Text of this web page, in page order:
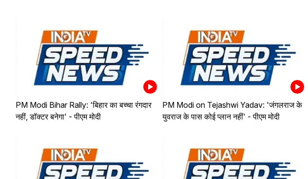
PM Modi Bihar Rally: 'बिहार का बच्चा रंगदार
नहीं, डॉक्टर बनेगा' - पीएम मोदी
PM Modi on Tejashwi Yadav: 'जंगलराज के
युवराज के पास कोई प्लान नहीं' - पीएम मोदी